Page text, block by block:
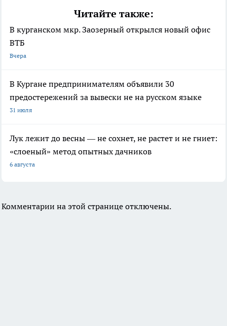
Читайте также:
В курганском мкр. Заозерный открылся новый офис
ВТБ
Вчера
В Кургане предпринимателям объявили 30
предостережений за вывески не на русском языке
31 июля
Лук лежит до весны — не сохнет, не растет и не гниет:
«слоеный» метод опытных дачников
6 августа
Комментарии на этой странице отключены.